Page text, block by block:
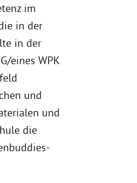
im
in der
in der
eines WPK
und
und
die